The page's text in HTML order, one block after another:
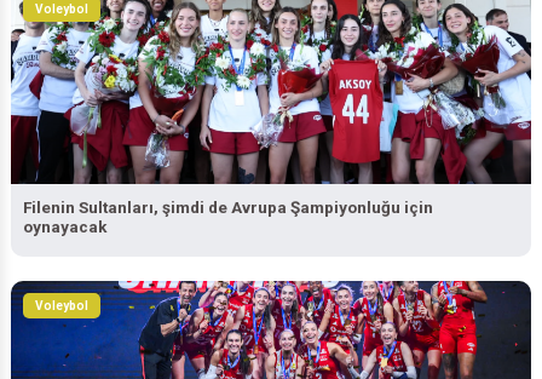
Voleybol
Filenin Sultanları, şimdi de Avrupa Şampiyonluğu için
oynayacak
Voleybol